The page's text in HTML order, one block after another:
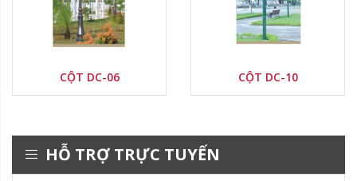
CỘT DC-06 CỘT DC-10
HỖ TRỢ TRỰC TUYẾN